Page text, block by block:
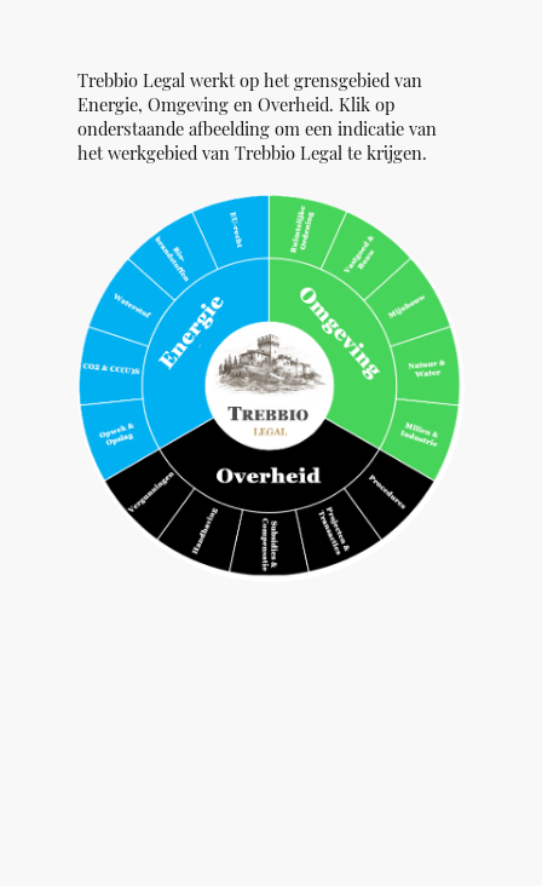
Trebbio Legal werkt op het grensgebied van
Energie, Omgeving en Overheid. Klik op
onderstaande afbeelding om een indicatie van
het werkgebied van Trebbio Legal te krijgen.